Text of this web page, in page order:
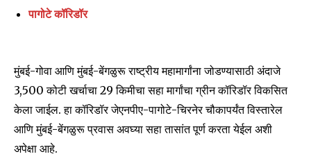
पागोटे कॉरिडॉर
मुंबई-गोवा आणि मुंबई-बेंगळुरू राष्ट्रीय महामार्गांना जोडण्यासाठी अंदाजे
₹3,500 कोटी खर्चाचा 29 किमीचा सहा मार्गांचा ग्रीन कॉरिडॉर विकसित
केला जाईल. हा कॉरिडॉर जेएनपीए-पागोटे-चिरनेर चौकापर्यंत विस्तारेल
आणि मुंबई-बेंगळुरू प्रवास अवघ्या सहा तासांत पूर्ण करता येईल अशी
अपेक्षा आहे.